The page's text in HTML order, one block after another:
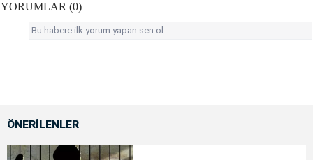
YORUMLAR (0)
Bu habere ilk yorum yapan sen ol.
ÖNERİLENLER